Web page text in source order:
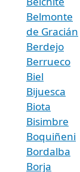
Belmonte
de Gracián
Berdejo
Berrueco
Biel
Bijuesca
Biota
Bisimbre
Boquiñeni
Bordalba
Borja